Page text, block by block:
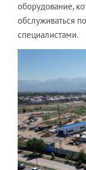
оборудование,
обслуживаться
специалистами.